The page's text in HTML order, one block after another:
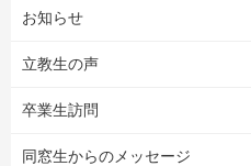
お知らせ
立教生の声
卒業生訪問
同窓生からのメッセージ